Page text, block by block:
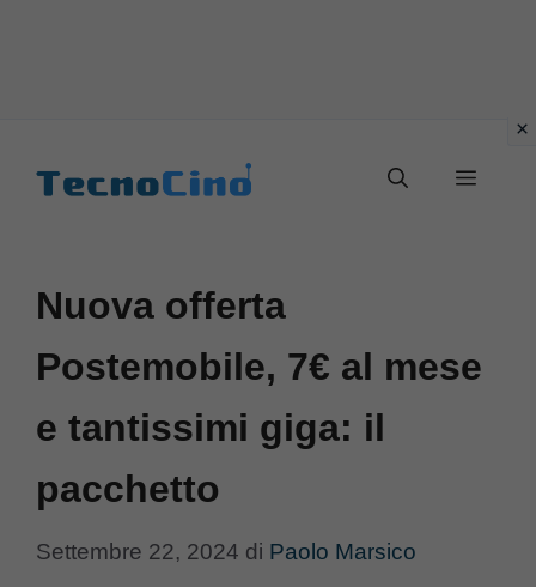
Menu
Nuova offerta
Postemobile, 7€ al mese
e tantissimi giga: il
pacchetto
Settembre 22, 2024 di Paolo Marsico